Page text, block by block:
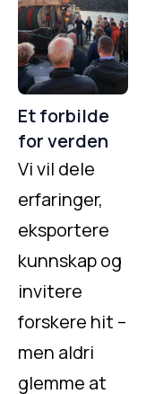
Et forbilde
for verden
Vi vil dele
erfaringer,
eksportere
kunnskap og
invitere
forskere hit –
men aldri
glemme at